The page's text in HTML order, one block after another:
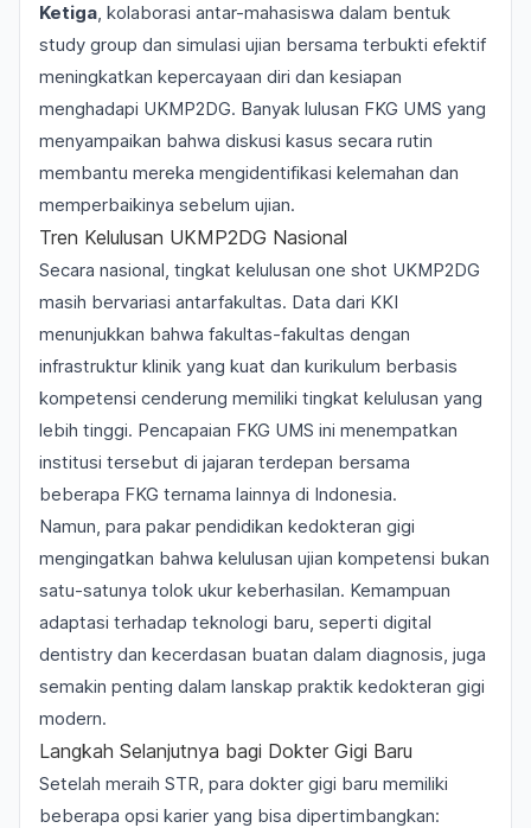
Ketiga, kolaborasi antar-mahasiswa dalam bentuk
study group dan simulasi ujian bersama terbukti efektif
meningkatkan kepercayaan diri dan kesiapan
menghadapi UKMP2DG. Banyak lulusan FKG UMS yang
menyampaikan bahwa diskusi kasus secara rutin
membantu mereka mengidentifikasi kelemahan dan
memperbaikinya sebelum ujian.
Tren Kelulusan UKMP2DG Nasional
Secara nasional, tingkat kelulusan one shot UKMP2DG
masih bervariasi antarfakultas. Data dari KKI
menunjukkan bahwa fakultas-fakultas dengan
infrastruktur klinik yang kuat dan kurikulum berbasis
kompetensi cenderung memiliki tingkat kelulusan yang
lebih tinggi. Pencapaian FKG UMS ini menempatkan
institusi tersebut di jajaran terdepan bersama
beberapa FKG ternama lainnya di Indonesia.
Namun, para pakar pendidikan kedokteran gigi
mengingatkan bahwa kelulusan ujian kompetensi bukan
satu-satunya tolok ukur keberhasilan. Kemampuan
adaptasi terhadap teknologi baru, seperti digital
dentistry dan kecerdasan buatan dalam diagnosis, juga
semakin penting dalam lanskap praktik kedokteran gigi
modern.
Langkah Selanjutnya bagi Dokter Gigi Baru
Setelah meraih STR, para dokter gigi baru memiliki
beberapa opsi karier yang bisa dipertimbangkan: